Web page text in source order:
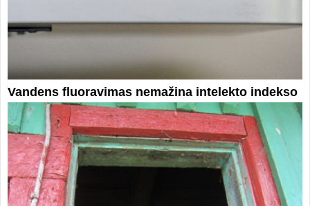
Vandens fluoravimas nemažina intelekto indekso